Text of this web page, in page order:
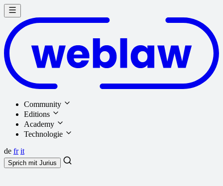
Community
Editions
Academy
Technologie
de fr it
Sprich mit Jurius